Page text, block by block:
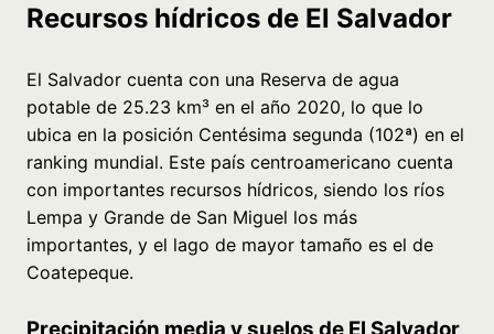
Recursos hídricos de El Salvador
El Salvador cuenta con una Reserva de agua
potable de 25.23 km³ en el año 2020, lo que lo
ubica en la posición Centésima segunda (102ª) en el
ranking mundial. Este país centroamericano cuenta
con importantes recursos hídricos, siendo los ríos
Lempa y Grande de San Miguel los más
importantes, y el lago de mayor tamaño es el de
Coatepeque.
Precipitación media y suelos de El Salvador